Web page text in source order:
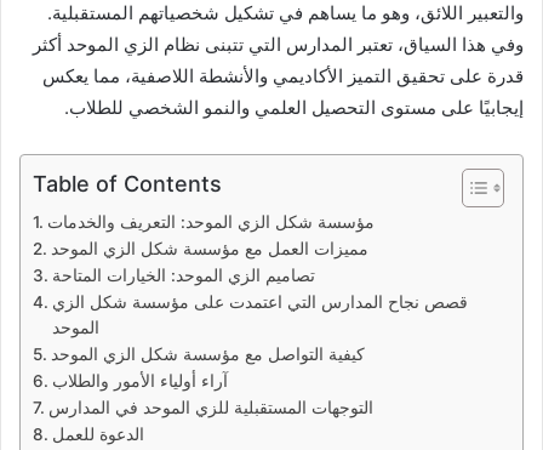
والتعبير اللائق، وهو ما يساهم في تشكيل شخصياتهم المستقبلية.
وفي هذا السياق، تعتبر المدارس التي تتبنى نظام الزي الموحد أكثر
قدرة على تحقيق التميز الأكاديمي والأنشطة اللاصفية، مما يعكس
إيجابيًا على مستوى التحصيل العلمي والنمو الشخصي للطلاب.
Table of Contents
مؤسسة شكل الزي الموحد: التعريف والخدمات
مميزات العمل مع مؤسسة شكل الزي الموحد
تصاميم الزي الموحد: الخيارات المتاحة
قصص نجاح المدارس التي اعتمدت على مؤسسة شكل الزي
الموحد
كيفية التواصل مع مؤسسة شكل الزي الموحد
آراء أولياء الأمور والطلاب
التوجهات المستقبلية للزي الموحد في المدارس
الدعوة للعمل